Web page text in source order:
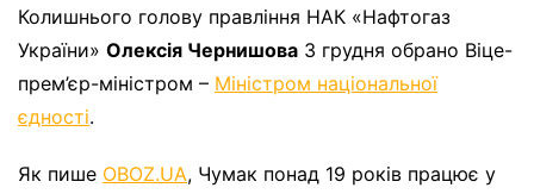
Колишнього голову правління НАК «Нафтогаз
України» Олексія Чернишова 3 грудня обрано Віце-
прем’єр-міністром – Міністром національної
єдності.
Як пише OBOZ.UA, Чумак понад 19 років працює у